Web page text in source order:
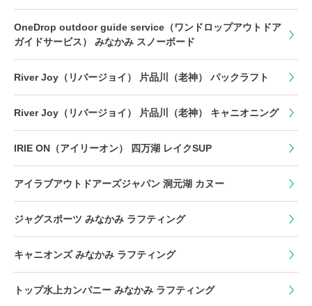
OneDrop outdoor guide service（ワンドロップアウトドア
ガイドサービス） みなかみ スノーボード
River Joy（リバージョイ） 片品川（老神） パックラフト
River Joy（リバージョイ） 片品川（老神） キャニオニング
IRIE ON（アイリーオン） 四万湖 レイクSUP
アイラブアウトドアーズジャパン 洞元湖 カヌー
ジャグスポーツ みなかみ ラフティング
キャニオンズ みなかみ ラフティング
トップ水上カンパニー みなかみ ラフティング